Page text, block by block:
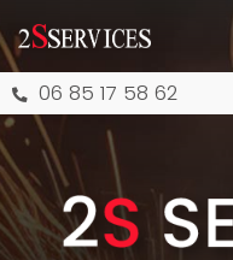
au
contenu
principal06 85 17 58 62